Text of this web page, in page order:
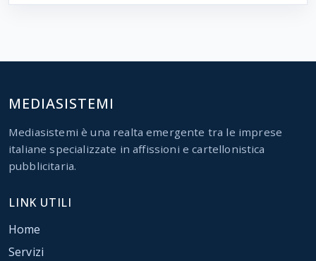
MEDIASISTEMI
Mediasistemi è una realta emergente tra le imprese
italiane specializzate in affissioni e cartellonistica
pubblicitaria.
LINK UTILI
Home
Servizi